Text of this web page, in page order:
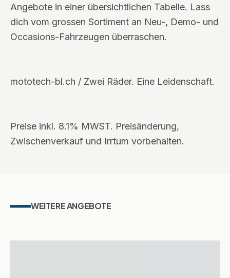
Angebote in einer übersichtlichen Tabelle. Lass
dich vom grossen Sortiment an Neu-, Demo- und
Occasions-Fahrzeugen überraschen.
mototech-bl.ch / Zwei Räder. Eine Leidenschaft.
Preise inkl. 8.1% MWST. Preisänderung,
Zwischenverkauf und Irrtum vorbehalten.
WEITERE ANGEBOTE